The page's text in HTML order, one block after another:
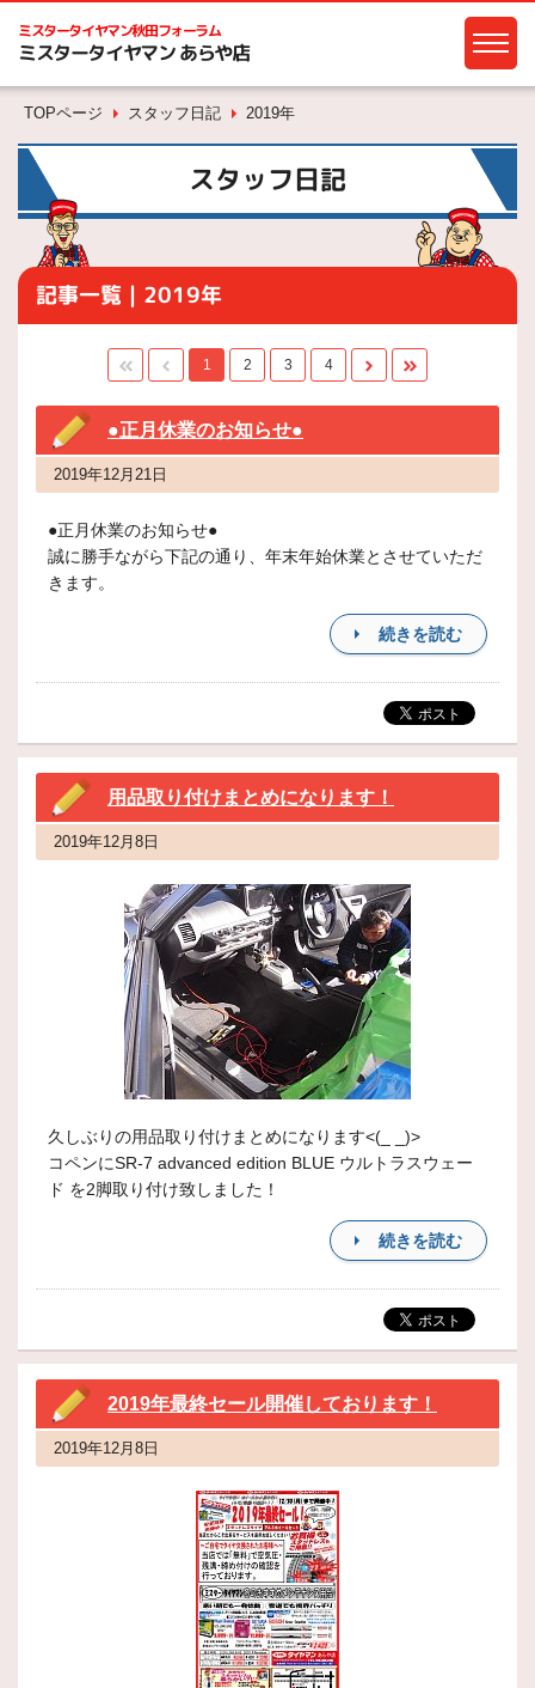
ミスタータイヤマン秋田フォーラム
ミスタータイヤマン あらや店
TOPページ スタッフ日記 2019年
スタッフ日記
記事一覧｜2019年
1 2 3 4
●正月休業のお知らせ●
2019年12月21日
●正月休業のお知らせ●
誠に勝手ながら下記の通り、年末年始休業とさせていただ
きます。
続きを読む
用品取り付けまとめになります！
2019年12月8日
久しぶりの用品取り付けまとめになります<(_ _)>
コペンにSR-7 advanced edition BLUE ウルトラスウェー
ド を2脚取り付け致しました！
続きを読む
2019年最終セール開催しております！
2019年12月8日